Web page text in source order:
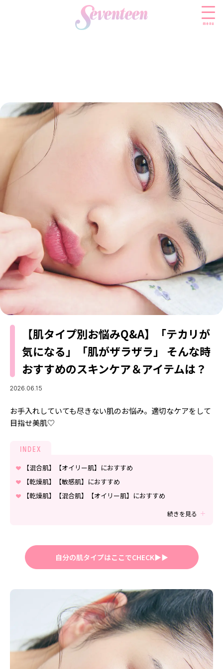
menu
FASHION
ファッションニュース
モデル私服
着痩せ
BEAUTY
ビューティニュース
トレンドメイク
ベストコスメ
ボディケア
SCHOOL
スクールニュース
制服コーデ
勉強・受験・進路
ENTERTAINMENT
JKランキング・アワード
モデルの購入品
おでかけ
お悩み相談
JK TREND
JKトレンドニュース
MODELS
MODEL'S BLOG
TikTok
Instagram
YouTube
FORTUNE
ゲッターズ飯田
MISS SEVENTEEN
ミスセブンティーンニュース
MAGAZINE
バックナンバー
INFORMATION
Seventeenについて
ST member
【肌タイプ別お悩みQ&A】「テカリが
気になる」「肌がザラザラ」 そんな時
おすすめのスキンケア＆アイテムは？
2026.06.15
お手入れしていても尽きない肌のお悩み。適切なケアをして
目指せ美肌♡
INDEX
【混合肌】【オイリー肌】におすすめ
【乾燥肌】【敏感肌】におすすめ
【乾燥肌】【混合肌】【オイリー肌】におすすめ
続きを見る
自分の肌タイプはここでCHECK▶︎▶︎